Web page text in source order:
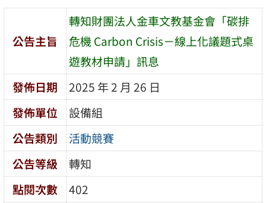
公告主旨
轉知財團法人金車文教基金會「碳排
危機 Carbon Crisis－線上化議題式桌
遊教材申請」訊息
發佈日期
2025 年 2 月 26 日
發佈單位
設備組
公告類別
活動競賽
公告等級
轉知
點閱次數
402